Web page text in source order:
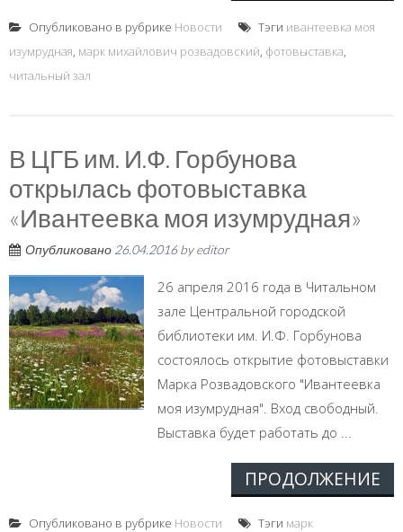
Опубликовано в рубрике Новости Тэги ивантеевка моя
изумрудная, марк михайлович розвадовский, фотовыставка,
читальный зал
В ЦГБ им. И.Ф. Горбунова
открылась фотовыставка
«Ивантеевка моя изумрудная»
Опубликовано 26.04.2016byeditor
26 апреля 2016 года в Читальном
зале Центральной городской
библиотеки им. И.Ф. Горбунова
состоялось открытие фотовыставки
Марка Розвадовского "Ивантеевка
моя изумрудная". Вход свободный.
Выставка будет работать до ...
ПРОДОЛЖЕНИЕ
Опубликовано в рубрике Новости Тэги марк